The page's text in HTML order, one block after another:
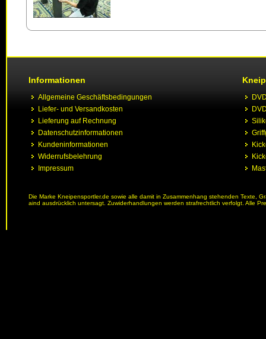
Informationen
Allgemeine Geschäftsbedingungen
Liefer- und Versandkosten
Lieferung auf Rechnung
Datenschutzinformationen
Kundeninformationen
Widerrufsbelehrung
Impressum
Die Marke Kneipensportler.de sowie alle damit in Zusammenhang stehenden Texte,
aind ausdrücklich untersagt. Zuwiderhandlungen werden strafrechtlich verfolgt. Alle